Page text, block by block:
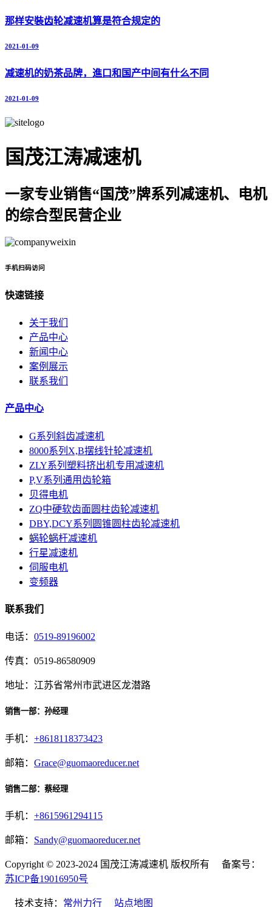
那样安裝齿轮减速机算是符合规定的
2021-01-09
减速机的奶茶品牌，進口和国产中间有什么不同
2021-01-09
国茂江涛减速机
一家专业销售“国茂”牌系列减速机、电机
的综合型民营企业
手机扫码访问
快速链接
关于我们
产品中心
新闻中心
案例展示
联系我们
产品中心
G系列斜齿减速机
8000系列X,B摆线针轮减速机
ZLY系列塑料挤出机专用减速机
P,V系列通用齿轮箱
贝得电机
ZQ中硬软齿面圆柱齿轮减速机
DBY,DCY系列圆锥圆柱齿轮减速机
蜗轮蜗杆减速机
行星减速机
伺服电机
变频器
联系我们
电话： 0519-89196002
传真：0519-86580909
地址：江苏省常州市武进区龙潜路
销售一部：孙经理
手机： +8618118373423
邮箱： Grace@guomaoreducer.net
销售二部：蔡经理
手机： +8615961294115
邮箱： Sandy@guomaoreducer.net
Copyright © 2023-2024 国茂江涛减速机 版权所有 备案号：
苏ICP备19016950号
技术支持： 常州力行 站点地图